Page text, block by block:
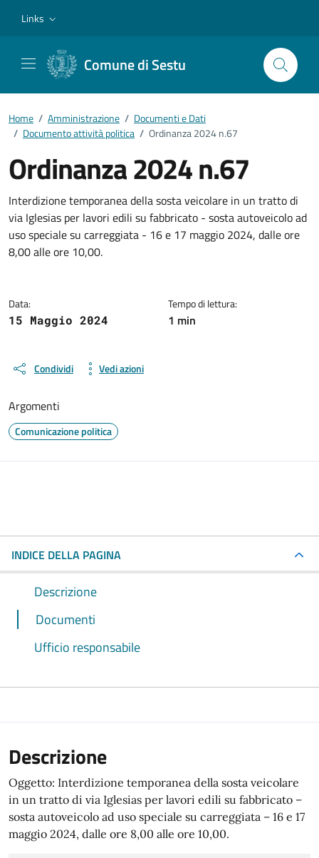
Links
Comune di Sestu
Home / Amministrazione / Documenti e Dati
/ Documento attività politica / Ordinanza 2024 n.67
Ordinanza 2024 n.67
Dettagli del documento
Interdizione temporanea della sosta veicolare in un tratto di
via Iglesias per lavori edili su fabbricato - sosta autoveicolo ad
uso speciale su carreggiata - 16 e 17 maggio 2024, dalle ore
8,00 alle ore 10,00.
Data:
15 Maggio 2024
Tempo di lettura:
1 min
Condividi Vedi azioni
Argomenti
Comunicazione politica
INDICE DELLA PAGINA
Descrizione
Documenti
Ufficio responsabile
Descrizione
Oggetto: Interdizione temporanea della sosta veicolare
in un tratto di via Iglesias per lavori edili su fabbricato –
sosta autoveicolo ad uso speciale su carreggiata – 16 e 17
maggio 2024, dalle ore 8,00 alle ore 10,00.